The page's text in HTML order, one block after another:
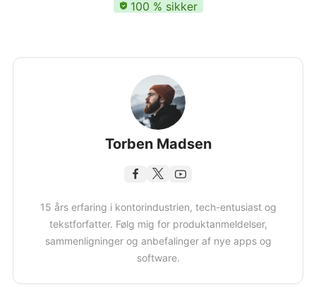
100 % sikker
Torben Madsen
15 års erfaring i kontorindustrien, tech-entusiast og
tekstforfatter. Følg mig for produktanmeldelser,
sammenligninger og anbefalinger af nye apps og
software.